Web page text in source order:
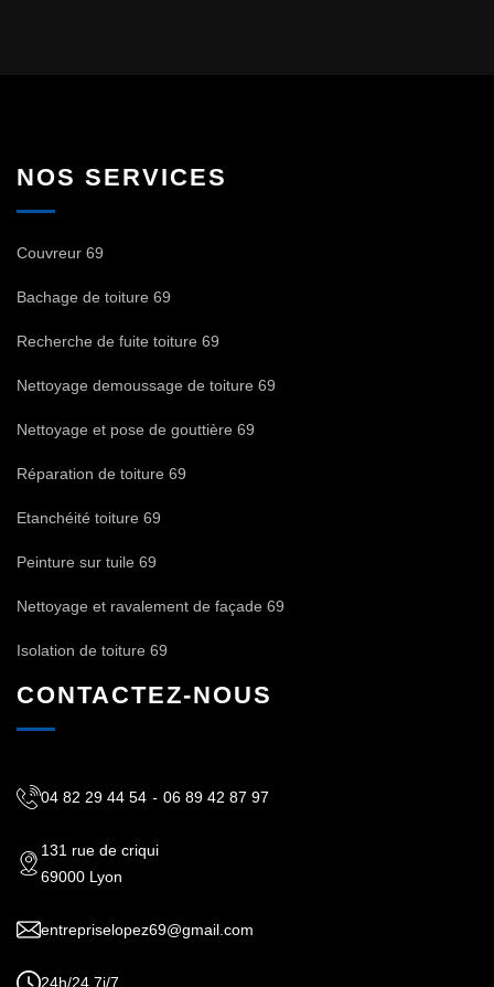
NOS SERVICES
Couvreur 69
Bachage de toiture 69
Recherche de fuite toiture 69
Nettoyage demoussage de toiture 69
Nettoyage et pose de gouttière 69
Réparation de toiture 69
Etanchéité toiture 69
Peinture sur tuile 69
Nettoyage et ravalement de façade 69
Isolation de toiture 69
CONTACTEZ-NOUS
04 82 29 44 54 - 06 89 42 87 97
131 rue de criqui
69000 Lyon
entrepriselopez69@gmail.com
24h/24 7j/7